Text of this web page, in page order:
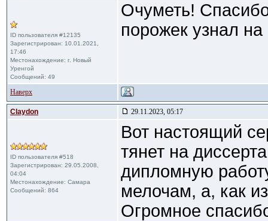
ID пользователя #12135
Зарегистрирован: 10.01.2021,
17:46
Местонахождение: г. Новый
Уренгой
Сообщений: 49
Очуметь!
порожек узнал
Наверх
Claydon 29.11.2023, 05:17
ID пользователя #518
Зарегистрирован: 29.05.2008,
04:04
Местонахождение: Самара
Сообщений: 864
Вот настоящий
тянет на
дипломную
мелочам, а, как
Огромное